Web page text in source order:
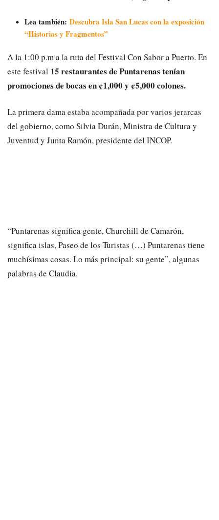
Lea también: Descubra Isla San Lucas con la exposición
“Historias y Fragmentos”
A la 1:00 p.m a la ruta del Festival Con Sabor a Puerto. En
este festival 15 restaurantes de Puntarenas tenían
promociones de bocas en ¢1,000 y ¢5,000 colones.
La primera dama estaba acompañada por varios jerarcas
del gobierno, como Silvia Durán, Ministra de Cultura y
Juventud y Junta Ramón, presidente del INCOP.
“Puntarenas significa gente, Churchill de Camarón,
significa islas, Paseo de los Turistas (…) Puntarenas tiene
muchísimas cosas. Lo más principal: su gente”, algunas
palabras de Claudia.